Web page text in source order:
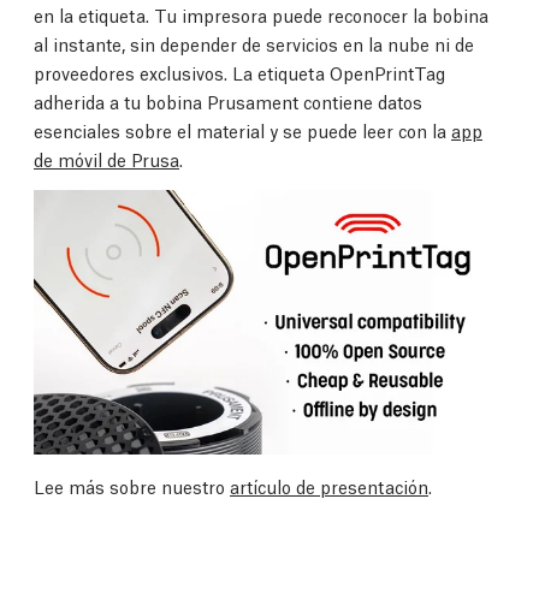
en la etiqueta. Tu impresora puede reconocer la bobina
al instante, sin depender de servicios en la nube ni de
proveedores exclusivos. La etiqueta OpenPrintTag
adherida a tu bobina Prusament contiene datos
esenciales sobre el material y se puede leer con la app
de móvil de Prusa
Lee más sobre nuestro artículo de presentación.